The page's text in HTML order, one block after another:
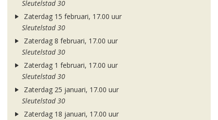
Sleutelstad 30
Zaterdag 15 februari, 17.00 uur
Sleutelstad 30
Zaterdag 8 februari, 17.00 uur
Sleutelstad 30
Zaterdag 1 februari, 17.00 uur
Sleutelstad 30
Zaterdag 25 januari, 17.00 uur
Sleutelstad 30
Zaterdag 18 januari, 17.00 uur